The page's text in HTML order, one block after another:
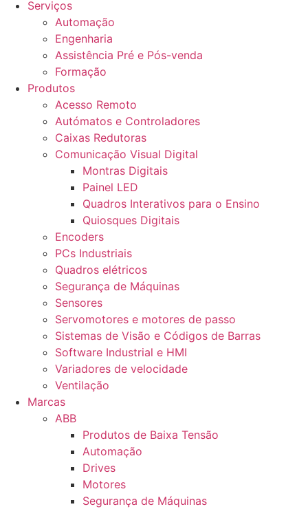
Serviços
Automação
Engenharia
Assistência Pré e Pós-venda
Formação
Produtos
Acesso Remoto
Autómatos e Controladores
Caixas Redutoras
Comunicação Visual Digital
Montras Digitais
Painel LED
Quadros Interativos para o Ensino
Quiosques Digitais
Encoders
PCs Industriais
Quadros elétricos
Segurança de Máquinas
Sensores
Servomotores e motores de passo
Sistemas de Visão e Códigos de Barras
Software Industrial e HMI
Variadores de velocidade
Ventilação
Marcas
ABB
Produtos de Baixa Tensão
Automação
Drives
Motores
Segurança de Máquinas